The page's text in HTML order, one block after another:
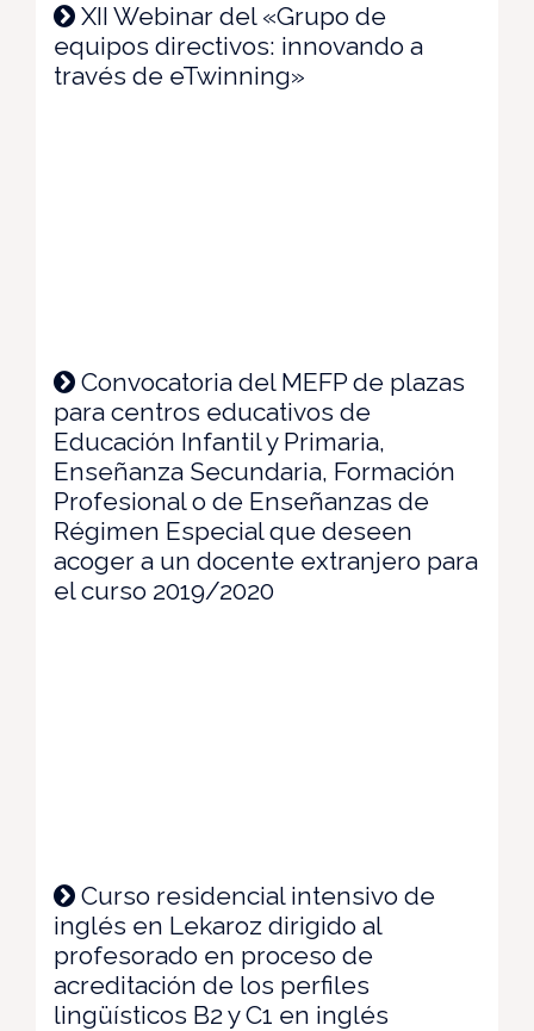
XII Webinar del «Grupo de
equipos directivos: innovando a
través de eTwinning»
Convocatoria del MEFP de plazas
para centros educativos de
Educación Infantil y Primaria,
Enseñanza Secundaria, Formación
Profesional o de Enseñanzas de
Régimen Especial que deseen
acoger a un docente extranjero para
el curso 2019/2020
Curso residencial intensivo de
inglés en Lekaroz dirigido al
profesorado en proceso de
acreditación de los perfiles
lingüísticos B2 y C1 en inglés